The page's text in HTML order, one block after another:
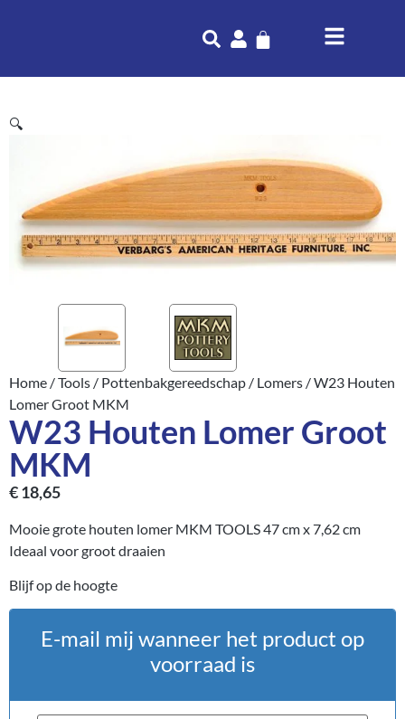
🔍
Home /Tools / Pottenbakgereedschap / Lomers / W23 Houten
Lomer Groot MKM
W23 Houten Lomer Groot
MKM
€18,65
Mooie grote houten lomer MKM TOOLS 47 cm x 7,62 cm
Ideaal voor groot draaien
Blijf op de hoogte
E-mail mij wanneer het product op
voorraad is